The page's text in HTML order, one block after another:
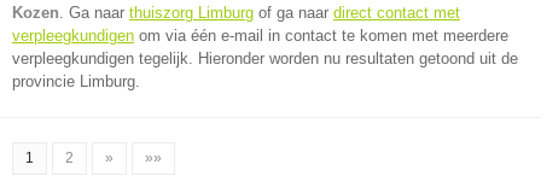
Kozen. Ga naar thuiszorg Limburg of ga naar direct contact met
verpleegkundigen om via één e-mail in contact te komen met meerdere
verpleegkundigen tegelijk. Hieronder worden nu resultaten getoond uit de
provincie Limburg.
1 2 » »»